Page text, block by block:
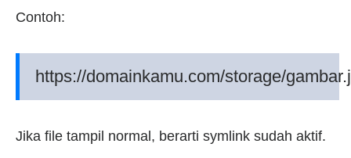
Contoh:
https://domainkamu.com/storage/
Jika file tampil normal, berarti symlink sudah aktif.